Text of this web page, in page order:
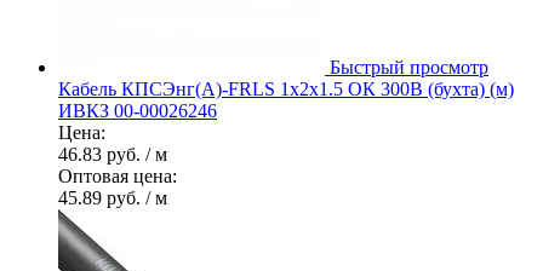
Быстрый просмотр
Кабель КПСЭнг(А)-FRLS 1х2х1.5 ОК 300В (бухта) (м)
ИВКЗ 00-00026246
Цена:
46.83 руб. / м
Оптовая цена:
45.89 руб. / м